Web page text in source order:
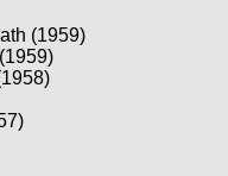
(1959)